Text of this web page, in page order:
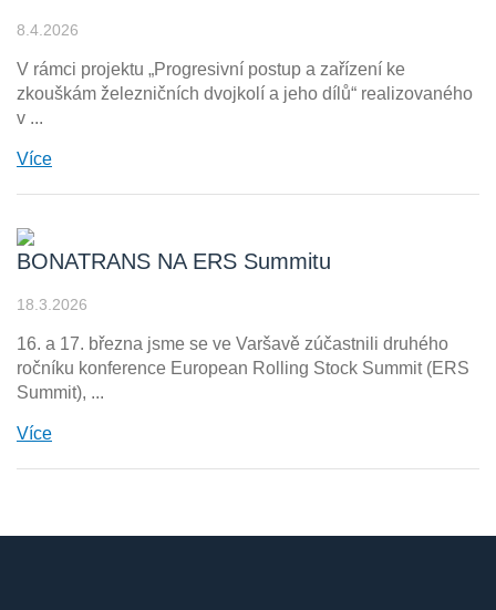
8.4.2026
V rámci projektu „Progresivní postup a zařízení ke
zkouškám železničních dvojkolí a jeho dílů“ realizovaného
v ...
Více
BONATRANS NA ERS Summitu
18.3.2026
16. a 17. března jsme se ve Varšavě zúčastnili druhého
ročníku konference European Rolling Stock Summit (ERS
Summit), ...
Více